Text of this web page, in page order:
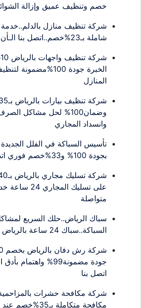
خصم وتنظيف عميق وإزالة
شركة تنظيف منازل
شاملة بـ23%خصم..اتصل بنا الـأن
الخبرة جودة
المنازل
وضمان100% لحل مشاكل
وانسداد المجاري
تأسيس السباكة في الفلل الجديدة
بجودة 100% و33%خصم فوري اتصل الـأن
على تسليك المجاري 24
متواصلة
سباك الرياض..حلك السريع
السباكة..سباك 24 ساعة بالرياض
جودة مضمونة99% واهتمام
اتصل بنا
مكافحة متكاملة بـ35%خصم عند الاتصال